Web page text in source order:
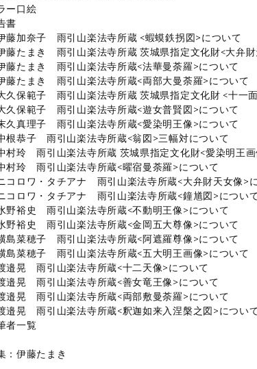
ー口絵
書
藤加奈子 雨引山楽法寺所蔵 <蝦蟆鉄拐図>について
藤たまき 雨引山楽法寺所蔵 茨城県指定文化財<大弁財
藤たまき 雨引山楽法寺所蔵<法華曼荼羅>について
藤たまき 雨引山楽法寺所蔵<両部大曼荼羅>について
久保範子 雨引山楽法寺所蔵 茨城県指定文化財 <十一
久保範子 雨引山楽法寺所蔵<遊女普賢図>について
久真理子 雨引山楽法寺所蔵<愛染明王像>について
根恭子 雨引山楽法寺所蔵<翁図>三幅対について
村玲 雨引山楽法寺所蔵 茨城県指定文化財<愛染明王画
村玲 雨引山楽法寺所蔵<曜宿曼荼羅>について
コロワ・タチアナ 雨引山楽法寺所蔵<大弁財天女像>
コロワ・タチアナ 雨引山楽法寺所蔵<鐘馗図>につい
野裕史 雨引山楽法寺所蔵<不動明王像>について
野裕史 雨引山楽法寺所蔵<金岡五大尊像>について
島菜穂子 雨引山楽法寺所蔵<阿遮羅尊像>について
島菜穂子 雨引山楽法寺所蔵<五大明王画像>について
邉晃 雨引山楽法寺所蔵<十二天像>について
邉晃 雨引山楽法寺所蔵<善女竜王像>について
邉晃 雨引山楽法寺所蔵<両部敷曼荼羅>について
邉晃 雨引山楽法寺所蔵<釈迦如来入涅槃之図>につい
者一覧
：伊藤たまき